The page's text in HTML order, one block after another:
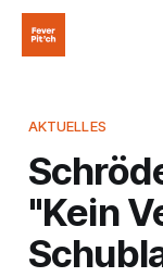
AKTUELLES
"Kein